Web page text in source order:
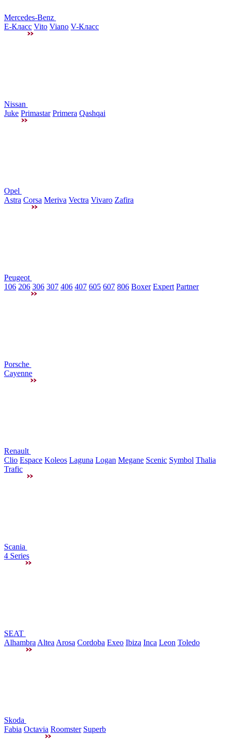
Mercedes-Benz
E-Класс Vito Viano V-Класс
Nissan
Juke Primastar Primera Qashqai
Opel
Astra Corsa Meriva Vectra Vivaro Zafira
Peugeot
106 206 306 307 406 407 605 607 806 Boxer Expert Partner
Porsche
Cayenne
Renault
Clio Espace Koleos Laguna Logan Megane Scenic Symbol Thalia
Trafic
Scania
4 Series
SEAT
Alhambra Altea Arosa Cordoba Exeo Ibiza Inca Leon Toledo
Skoda
Fabia Octavia Roomster Superb